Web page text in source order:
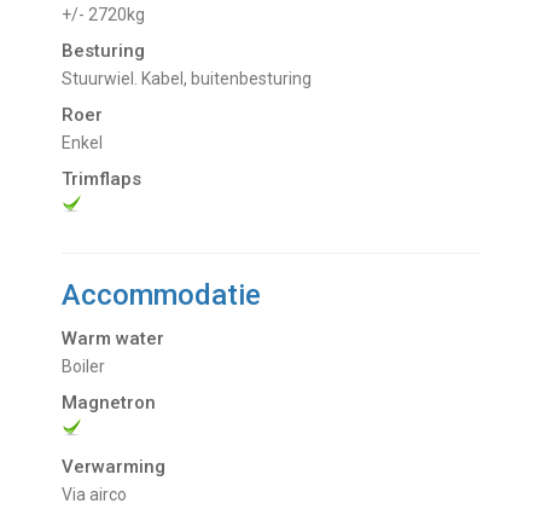
+/- 2720kg
Besturing
Stuurwiel. Kabel, buitenbesturing
Roer
Enkel
Trimflaps
Accommodatie
Warm water
Boiler
Magnetron
Verwarming
Via airco